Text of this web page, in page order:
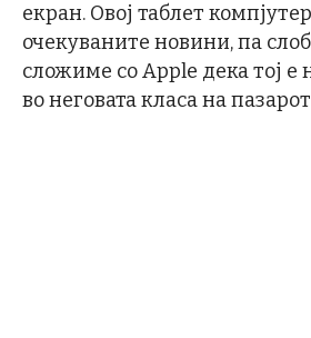
екран. Овој таблет
очекуваните новини, па
сложиме со Apple дека тој е
во неговата класа на